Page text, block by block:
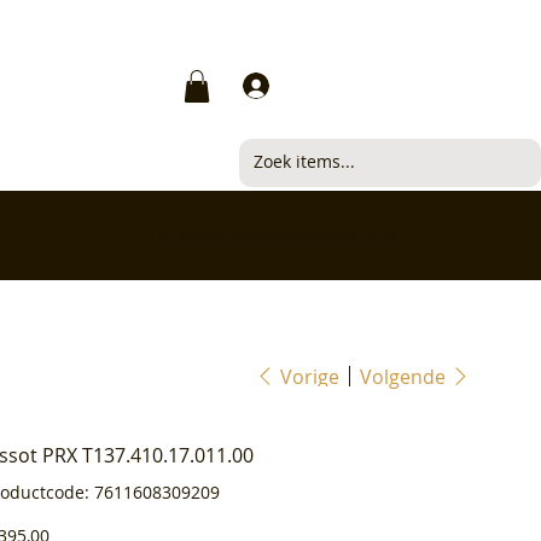
Vorige Volgende
PRX T137.410.17.011.00
Productcode
7611608309209
7611608309209